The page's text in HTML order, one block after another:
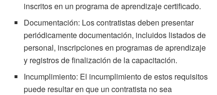
inscritos en un programa de aprendizaje certificado.
Documentación: Los contratistas deben presentar
periódicamente documentación, incluidos listados de
personal, inscripciones en programas de aprendizaje
y registros de finalización de la capacitación.
Incumplimiento: El incumplimiento de estos requisitos
puede resultar en que un contratista no sea